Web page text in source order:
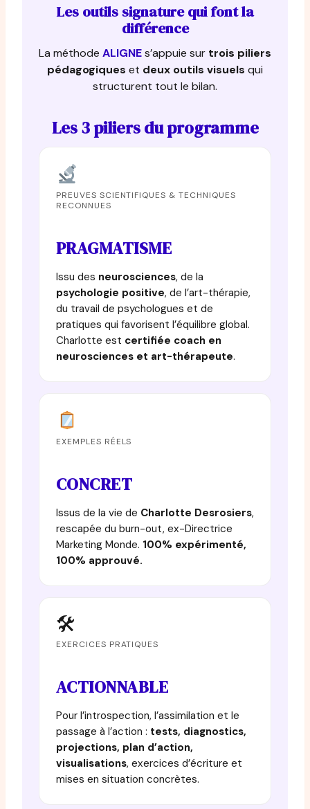
Les outils signature qui font la
différence
La méthode ALIGNEs’appuie sur trois piliers
pédagogiques et deux outils visuels qui
structurent tout le bilan.
Les 3 piliers du programme
PREUVES SCIENTIFIQUES & TECHNIQUES
RECONNUES
PRAGMATISME
Issu des neurosciences, de la
psychologie positive, de l’art-thérapie,
du travail de psychologues et de
pratiques qui favorisent l’équilibre global.
Charlotte est certifiée coach en
neurosciences et art-thérapeute.
EXEMPLES RÉELS
CONCRET
Issus de la vie de Charlotte Desrosiers,
rescapée du burn-out, ex-Directrice
Marketing Monde. 100% expérimenté,
100% approuvé.
🛠
EXERCICES PRATIQUES
ACTIONNABLE
Pour l’introspection, l’assimilation et le
passage à l’action : tests, diagnostics,
projections, plan d’action,
visualisations, exercices d’écriture et
mises en situation concrètes.